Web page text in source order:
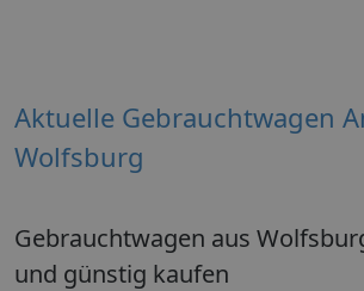
Aktuelle Gebrauchtwagen
Wolfsburg
Gebrauchtwagen aus
und günstig kaufen